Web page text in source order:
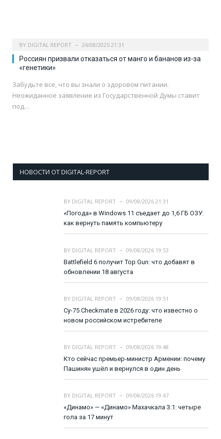
BY DIGITAL REPORT 24/08/2025 21:31
Россиян призвали отказаться от манго и бананов из-за
«генетики»
Забудьте все, что вы знали о здоровом питании.
Неожиданное заявление из Государственной Думы ставит
под…
НОВОСТИ ОТ DIGITAL-REPORT
BY DIGITAL REPORT
09/08/2026 21:31
«Погода» в Windows 11 съедает до 1,6 ГБ ОЗУ:
как вернуть память компьютеру
BY DIGITAL REPORT
09/08/2026 19:53
Battlefield 6 получит Top Gun: что добавят в
обновлении 18 августа
BY DIGITAL REPORT
09/08/2026 19:51
Су-75 Checkmate в 2026 году: что известно о
новом российском истребителе
BY DIGITAL REPORT
09/08/2026 19:48
Кто сейчас премьер-министр Армении: почему
Пашинян ушёл и вернулся в один день
BY DIGITAL REPORT
09/08/2026 19:47
«Динамо» — «Динамо» Махачкала 3:1: четыре
гола за 17 минут